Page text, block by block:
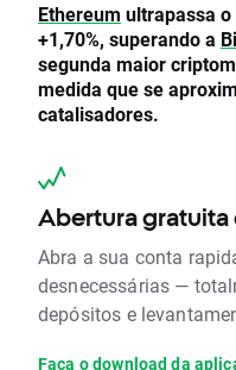
Ethereum ultrapassa
+1,70%, superando a
segunda maior
medida que se
catalisadores.
Abertura gratuita
Abra a sua conta
desnecessárias —
depósitos e
Faça o download da